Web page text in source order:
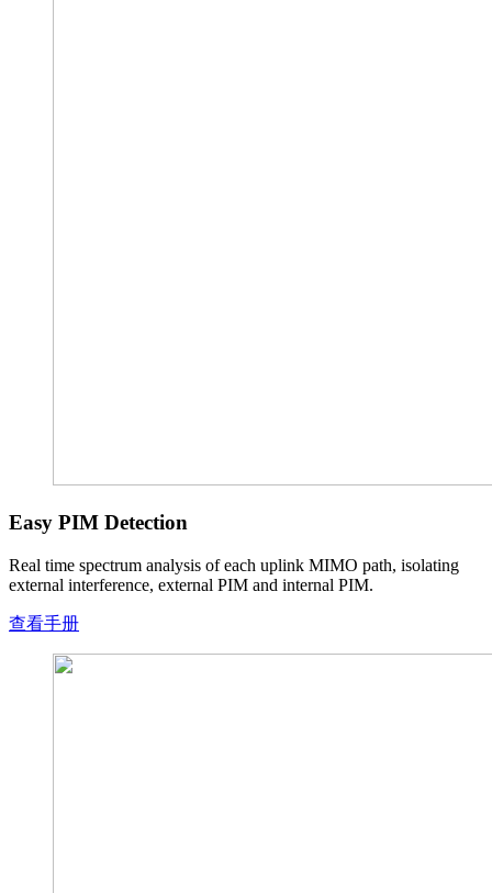
Easy PIM Detection
Real time spectrum analysis of each uplink MIMO path, isolating
external interference, external PIM and internal PIM.
查看手册